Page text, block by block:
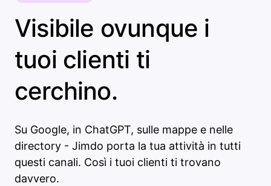
Visibile ovunque i
tuoi clienti ti
cerchino.
Su Google, in ChatGPT, sulle mappe e nelle
directory - Jimdo porta la tua attività in tutti
questi canali. Così i tuoi clienti ti trovano
davvero.